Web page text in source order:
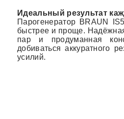
Идеальный результат
Парогенератор BRAUN
быстрее и проще.
пар и продуманная
добиваться аккуратного
усилий.